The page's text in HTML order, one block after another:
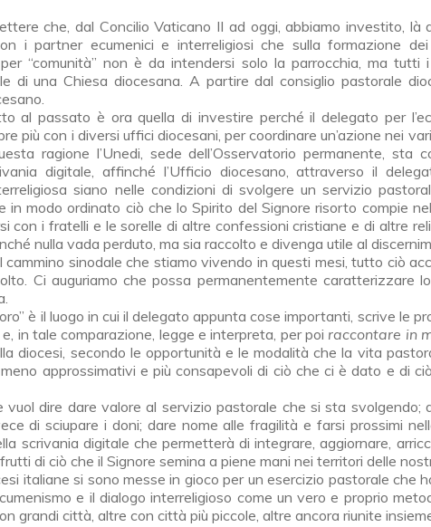
che, dal Concilio Vaticano II ad oggi, ab­biamo investito,
i partner ecumenici e interreligiosi che sulla formazione
“comunità” non è da intender­si solo la parrocchia, ma tutti
di una Chiesa diocesana. A partire dal consiglio pastorale
al passato è ora quella di investire perché il delegato per
più con i diversi uffici diocesani, per coordinare un’azione nei
ragione l’Unedi, sede dell’Osservatorio permanente, sta
digitale, affinché l’Ufficio diocesano, attraverso il
siano nelle condizioni di svolgere un servizio
in modo ordinato ciò che lo Spirito del Signore risorto compie
con i fratelli e le sorelle di altre confessioni cristiane e di altre
nulla vada perduto, ma sia raccolto e divenga utile al
sinodale che stiamo vivendo in questi mesi, tutto ciò
Ci auguriamo che possa permanentemente caratterizzare
è il luogo in cui il delegato appunta cose importanti, scrive le
in tale comparazione, legge e interpreta, per poi raccontare in
diocesi, secondo le op­portunità e le modalità che la vita
approssimativi e più consapevoli di ciò che ci è dato e di
vuol dire dare valore al servizio pastorale che si sta svolgendo;
di sciupare i doni; dare nome alle fragilità e farsi prossimi
scrivania digitale che permetterà di integrare, aggiornare,
di ciò che il Signore semina a piene mani nei territori delle
italiane si sono messe in gioco per un eserci­zio pastorale che
e il dialogo interreligioso come un vero e proprio
grandi città, altre con città più piccole, altre ancora riunite